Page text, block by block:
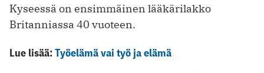
Kyseessä on ensimmäinen lääkärilakko
Britanniassa 40 vuoteen.
Lue lisää:Työelämä vai työ ja elämä